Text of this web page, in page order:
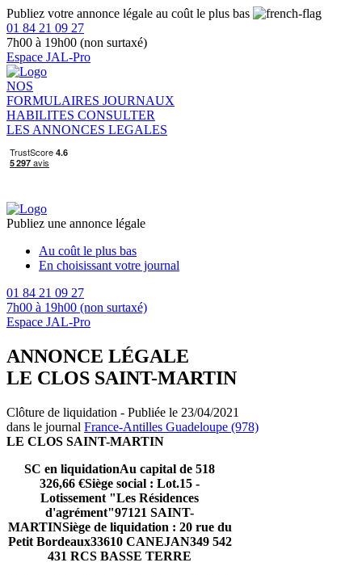
Publiez votre annonce légale au coût le plus bas
01 84 21 09 27
7h00 à 19h00 (non surtaxé)
Espace JAL-Pro
NOS
FORMULAIRES JOURNAUX
HABILITES CONSULTER
LES ANNONCES LEGALES
Publiez une annonce légale
Au coût le plus bas
En choisissant votre journal
01 84 21 09 27
7h00 à 19h00 (non surtaxé)
Espace JAL-Pro
ANNONCE LÉGALE
LE CLOS SAINT-MARTIN
Clôture de liquidation - Publiée le 23/04/2021
dans le journal France-Antilles Guadeloupe (978)
LE CLOS SAINT-MARTIN
SC en liquidationAu capital de 518
326,66 €Siège social : Lot.15 -
Lotissement "Les Résidences
d'agrément"97121 SAINT-
MARTINSiège de liquidation : 20 rue du
Petit Bordeaux33610 CANEJAN349 542
431 RCS BASSE TERRE